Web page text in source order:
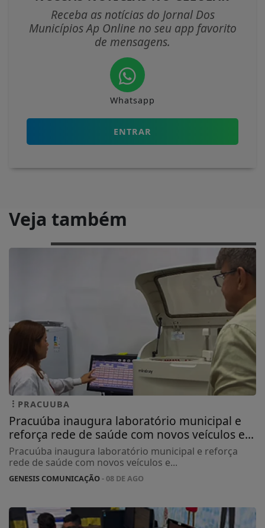
Receba as notícias do Jornal Dos
Municípios Ap Online no seu app favorito
de mensagens.
Whatsapp
ENTRAR
Veja também
PRACUUBA
Pracuúba inaugura laboratório municipal e
reforça rede de saúde com novos veículos e...
Pracuúba inaugura laboratório municipal e reforça
rede de saúde com novos veículos e...
GENESIS COMUNICAÇÃO- 08 DE AGO